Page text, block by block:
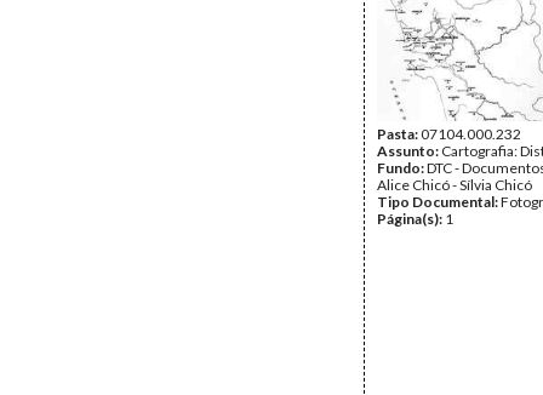
Pasta:07104.000.232
Assunto: Cartografia:
Fundo:DTC -
Alice Chicó - Sílvia Chicó
Tipo Documental:
Página(s): 1